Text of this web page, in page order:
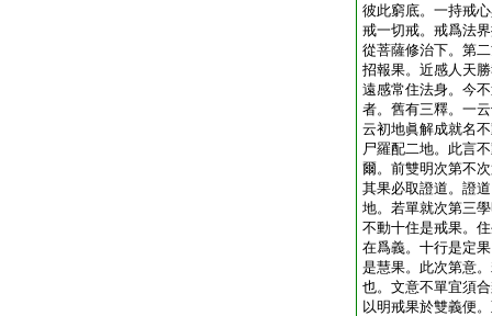
彼此窮底。一持戒
戒一切戒。戒爲法
從菩薩修治下。第
招報果。近感人天
遠感常住法身。今
者。舊有三釋。一
云初地眞解成就名
尸羅配二地。此言
爾。前雙明次第不
其果必取證道。證
地。若單就次第三
不動十住是戒果。
在爲義。十行是定
是慧果。此次第意
也。文意不單宜須
以明戒果於雙義便